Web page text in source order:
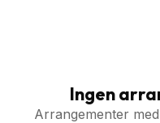
Ingen
Arrangementer